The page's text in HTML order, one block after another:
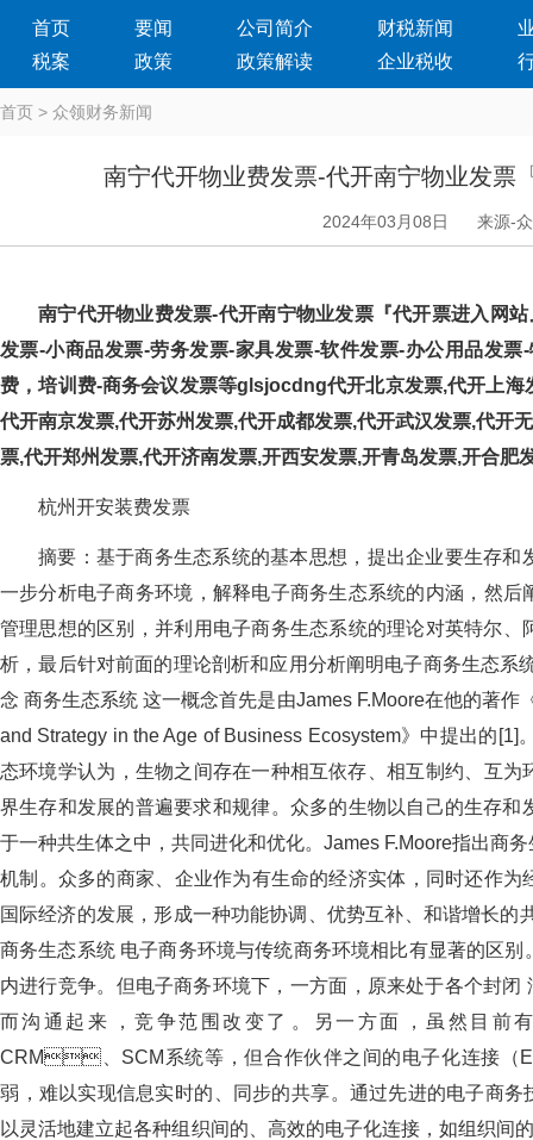
首页 要闻 公司简介 财税新闻
税案
政策 政策解读 企业税收
首页 > 众领财务新闻
南宁代开物业费发票-代开南宁物业发票
2024年03月08日 来源-
南宁代开物业费发票-代开南宁物业发票『代开票进入网站』
发票-小商品发票-劳务发票-家具发票-软件发票-办公用品发
费，培训费-商务会议发票等glsjocdng代开北京发票,代开
代开南京发票,代开苏州发票,代开成都发票,代开武汉发票,代开
票,代开郑州发票,代开济南发票,开西安发票,开青岛发票,开合肥
杭州开安装费发票
摘要：基于商务生态系统的基本思想，提出企业要生存
一步分析电子商务环境，解释电子商务生态系统的内涵
管理思想的区别，并利用电子商务生态系统的理论对英特尔
析，最后针对前面的理论剖析和应用分析阐明电子商务生态系
念 商务生态系统 这一概念首先是由James F.Moore在他的著
and Strategy in the Age of Business Ecosystem》中提出的
态环境学认为，生物之间存在一种相互依存、相互制约、
界生存和发展的普遍要求和规律。众多的生物以自己的生存和发展
于一种共生体之中，共同进化和优化。James F.Moore指
机制。众多的商家、企业作为有生命的经济实体，同时还作
国际经济的发展，形成一种功能协调、优势互补、和谐增
商务生态系统 电子商务环境与传统商务环境相比有显著的区别
内进行竞争。但电子商务环境下，一方面，原来处于各个
而沟通起来，竞争范围改变了。另一方面，
CRM、SCM系统等，但合作伙伴之间的电子化连接
弱，难以实现信息实时的、同步的共享。通过先进的电子
以灵活地建立起各种组织间的、高效的电子化连接，如组织